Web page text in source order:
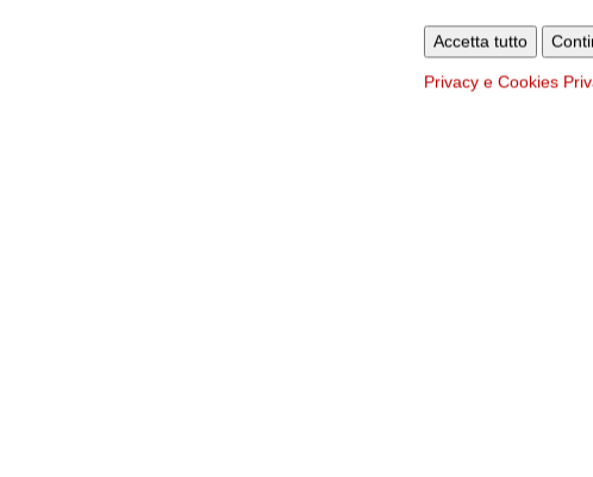
Accetta tutto
Privacy e Cookies